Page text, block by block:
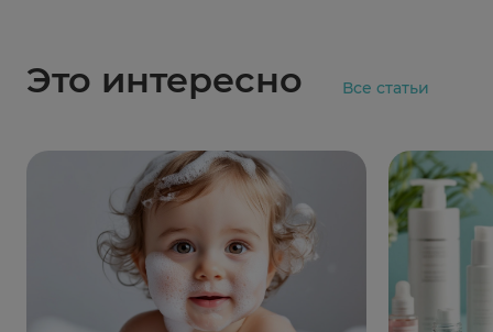
Это интересно Все статьи